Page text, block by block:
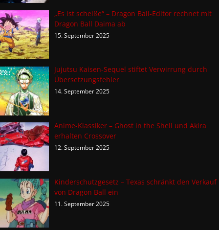
„Es ist scheiße“ – Dragon Ball-Editor rechnet mit
Dragon Ball Daima ab
15. September 2025
Jujutsu Kaisen-Sequel stiftet Verwirrung durch
Übersetzungsfehler
14. September 2025
Anime-Klassiker – Ghost in the Shell und Akira
erhalten Crossover
12. September 2025
Kinderschutzgesetz – Texas schränkt den Verkauf
von Dragon Ball ein
11. September 2025